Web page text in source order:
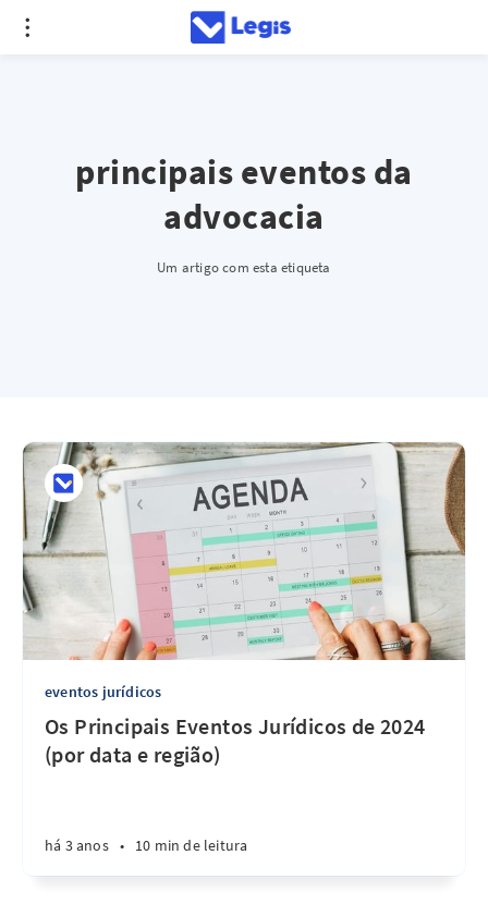
principais eventos da
advocacia
Um artigo com esta etiqueta
eventos jurídicos
Os Principais Eventos Jurídicos de 2024
(por data e região)
há 3 anos • 10 min de leitura